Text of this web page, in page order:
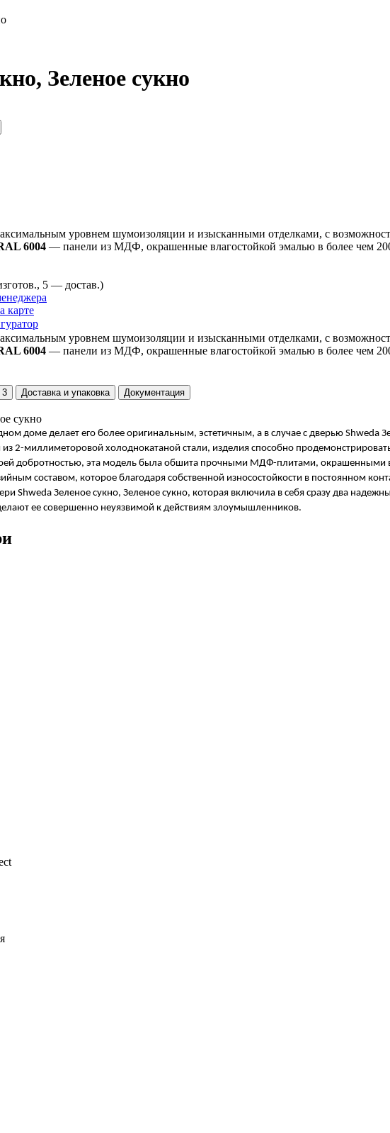
Зеленое сукно
уровнем шумоизоляции и изысканными отделками, с
6004 — панели из МДФ, окрашенные влагостойкой эмалью в более чем
5 — достав.)
карте
уровнем шумоизоляции и изысканными отделками, с
6004 — панели из МДФ, окрашенные влагостойкой эмалью в более чем
3 Доставка и упаковка Документация
сукно
доме делает его более оригинальным, эстетичным, а в случае с дверью
2-миллиметоровой холоднокатаной стали, изделия способно
добротностью, эта модель была обшита прочными МДФ-плитами, окрашенными
составом, которое благодаря собственной износостойкости в постоянном
Shweda Зеленое сукно, Зеленое сукно, которая включила в себя сразу два
ее совершенно неуязвимой к действиям злоумышленников.